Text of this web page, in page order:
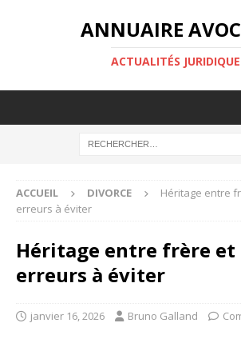
ANNUAIRE
ACTUALITÉS
ACCUEIL DIVORCE
Héritage entre
erreurs à éviter
Héritage entre frère
erreurs à éviter
janvier 16, 2026 Bruno Galland